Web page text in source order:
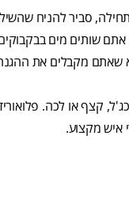
סביר להניח
שותים מים
שאתם מקבלים את
כג'ל, קצף או לכה.
איש מקצוע.